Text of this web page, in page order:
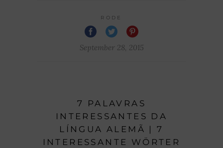
RODE
September 28, 2015
7 PALAVRAS
INTERESSANTES DA
LÍNGUA ALEMÃ | 7
INTERESSANTE WÖRTER